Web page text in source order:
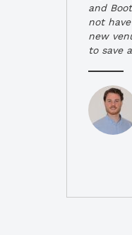
and
not
new
to save